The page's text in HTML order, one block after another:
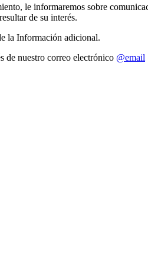
le informaremos sobre
de su interés.
la Información adicional.
de nuestro correo electrónico @email